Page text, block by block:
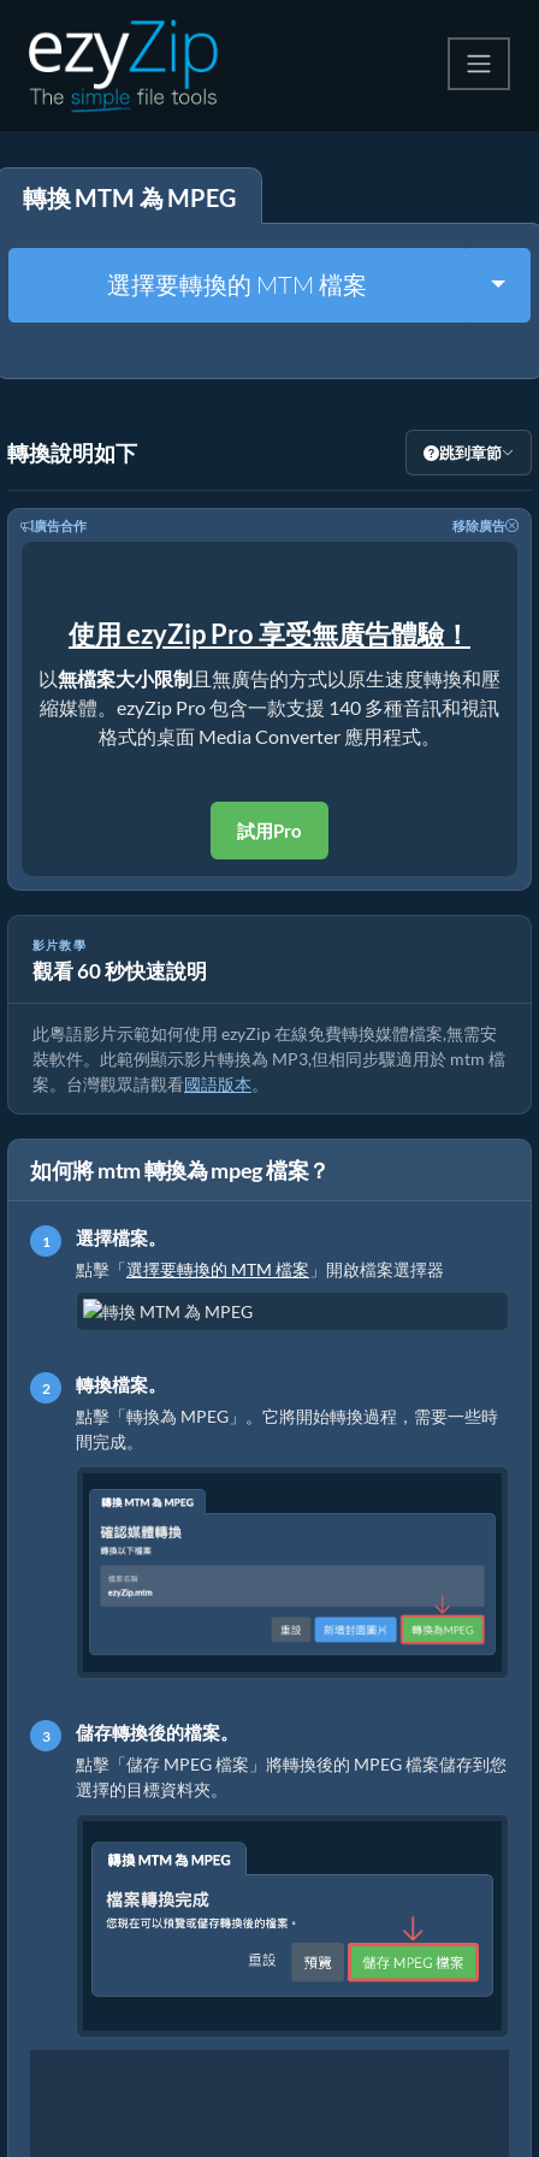
解壓縮
其他工具
轉換 MTM 為 MPEG
選擇要轉換的 MTM 檔案
轉換說明如下 跳到章節
廣告合作 移除廣告
使用 ezyZip Pro 享受無廣告體驗！
以無檔案大小限制且無廣告的方式以原生速度轉換和壓
縮媒體。ezyZip Pro 包含一款支援 140 多種音訊和視訊
格式的桌面 Media Converter 應用程式。
試用Pro
影片教學
觀看 60 秒快速說明
如何在線上免費轉換 mtm 檔案
此粵語影片示範如何使用 ezyZip 在線免費轉換媒體檔案,無需安
裝軟件。此範例顯示影片轉換為 MP3,但相同步驟適用於 mtm 檔
案。台灣觀眾請觀看國語版本。
如何將 mtm 轉換為 mpeg 檔案？
選擇檔案。
點擊「選擇要轉換的 MTM 檔案 」開啟檔案選擇器
轉換檔案。
點擊「轉換為 MPEG」。它將開始轉換過程，需要一些時
間完成。
儲存轉換後的檔案。
點擊「儲存 MPEG 檔案」將轉換後的 MPEG 檔案儲存到您
選擇的目標資料夾。